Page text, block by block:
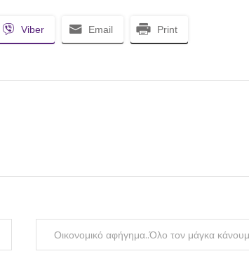
Viber Email Print